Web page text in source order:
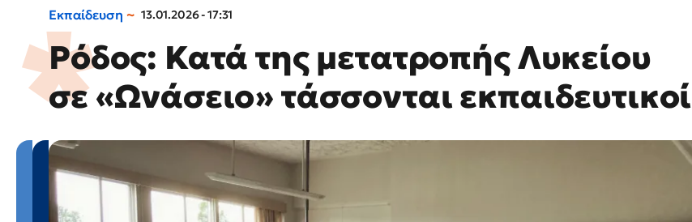
Εκπαίδευση 13.01.2026 - 17:31
Ρόδος: Κατά της μετατροπής Λυκείου
σε «Ωνάσειο» τάσσονται εκπαιδευτικοί